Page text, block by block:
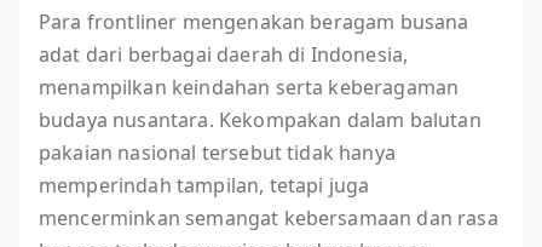
Para frontliner mengenakan beragam busana
adat dari berbagai daerah di Indonesia,
menampilkan keindahan serta keberagaman
budaya nusantara. Kekompakan dalam balutan
pakaian nasional tersebut tidak hanya
memperindah tampilan, tetapi juga
mencerminkan semangat kebersamaan dan rasa